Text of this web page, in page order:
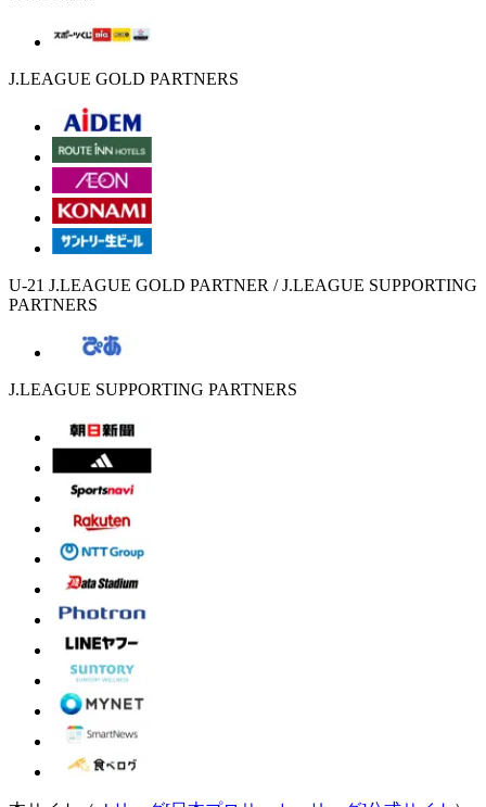
J.LEAGUE GOLD PARTNERS
U-21 J.LEAGUE GOLD PARTNER / J.LEAGUE SUPPORTING
PARTNERS
J.LEAGUE SUPPORTING PARTNERS